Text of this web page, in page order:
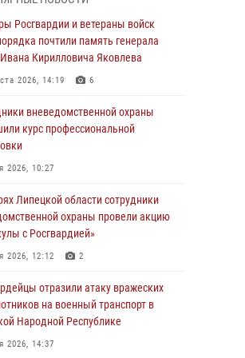
по сигналу «Тревога»
2026, 11:36
Росгвардии уничтожили
и разведывательные беспилотники
2026, 09:05
обеспечила безопасность
на праздновании Дня ВДВ в
2026, 13:43 1
обеспечили безопасность
в День Лев-Толстовского района
противодействует БПЛА ВСУ на
(видео)
2026, 13:39
Росгвардии и ветераны войск
почтили память генерала
Кирилловича Яковлева
2026, 14:19 6
вневедомственной охраны
курс профессиональной
2026, 10:27
Липецкой области сотрудники
охраны провели акцию
с Росгвардией»
2026, 12:12 2
отразили атаку вражеских
на военный транспорт в
Народной Республике
2026, 14:37